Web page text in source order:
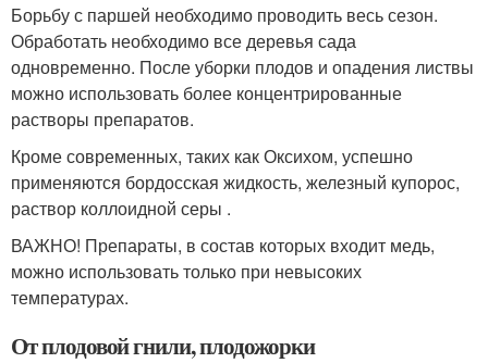
Борьбу с паршей необходимо проводить весь сезон.
Обработать необходимо все деревья сада
одновременно. После уборки плодов и опадения листвы
можно использовать более концентрированные
растворы препаратов.
Кроме современных, таких как Оксихом, успешно
применяются бордосская жидкость, железный купорос,
раствор коллоидной серы .
ВАЖНО! Препараты, в состав которых входит медь,
можно использовать только при невысоких
температурах.
От плодовой гнили, плодожорки